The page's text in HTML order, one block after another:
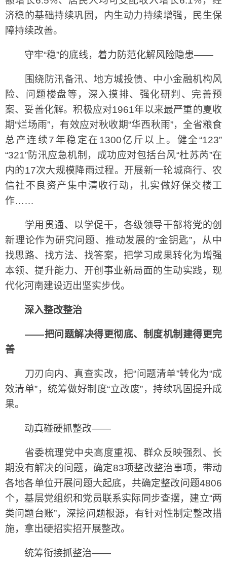
济稳的基础持续巩固，内生动力持续增强，民生保
障持续改善。
守牢“稳”的底线，着力防范化解风险隐患——
围绕防汛备汛、地方城投债、中小金融机构风
险、问题楼盘等，深入摸排、强化研判、完善预
案、妥善化解。积极应对1961年以来最严重的夏收
期“烂场雨”，有效应对秋收期“华西秋雨”，全省粮食
总产连续7年稳定在1300亿斤以上。健全“123”
“321”防汛应急机制，成功应对包括台风“杜苏芮”在
内的17次大规模降雨过程。开展新一轮城商行、农
信社不良资产集中清收行动，扎实做好保交楼工
作……
学用贯通、以学促干，各级领导干部将党的创
新理论作为研究问题、推动发展的“金钥匙”，从中
找思路、找方法、找答案，把学习成果转化为增强
本领、提升能力、开创事业新局面的生动实践，现
代化河南建设迈出坚实步伐。
深入整改整治
——把问题解决得更彻底、制度机制建得更完
善
刀刃向内、真查实改，把“问题清单”转化为“成
效清单”，统筹做好制度“立改废”，持续巩固提升成
果。
动真碰硬抓整改——
省委梳理党中央高度重视、群众反映强烈、长
期没有解决的问题，确定83项整改整治事项，带动
各地各单位开展问题大起底，共确定整改问题4806
个，基层党组织和党员联系实际同步查摆，建立“两
类问题台账”，深挖问题根源，有针对性制定整改措
施，拿出硬招实招开展整改。
统筹衔接抓整治——